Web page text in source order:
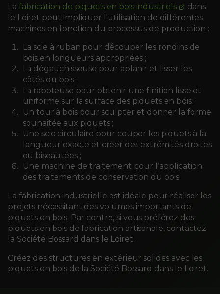
La fabrication de piquets en bois industriels
dans
le Loiret peut impliquer l'utilisation de différentes
machines en fonction du processus de production :
La scie à ruban pour découper les rondins de
bois en longueurs appropriées ;
La dégauchisseuse pour aplanir et lisser les
côtés du bois ;
La raboteuse pour obtenir une finition lisse et
uniforme sur la surface des piquets en bois ;
Un tour à bois pour sculpter et donner la forme
souhaitée aux piquets ;
Une scie circulaire pour couper les piquets à la
longueur exacte et créer des extrémités droites
ou biseautées ;
Une machine de traitement pour l’application
des traitements de conservation du bois.
La fabrication industrielle est idéale pour réaliser les
projets nécessitant des volumes importants de
piquets en bois. Par contre, si vous préférez des
piquets en bois de fabrication artisanale, contactez
la Société Bossard dans le Loiret.
Créez des structures en extérieur solides avec les
piquets en bois de la Société Bossard dans le Loiret.